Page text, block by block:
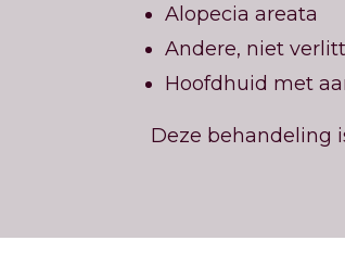
Alopecia areata
Andere, niet
Hoofdhuid met
Deze behandeling